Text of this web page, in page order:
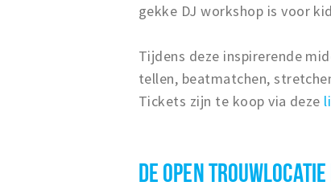
gekke DJ workshop is voor
Tijdens deze inspirerende
tellen, beatmatchen,
Tickets zijn te koop via deze
DE OPEN TROUWLOCATIE